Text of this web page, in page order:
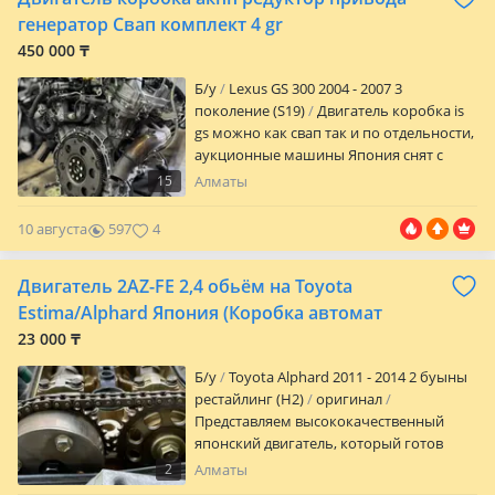
Двигатель toyota corolla Двигатель
тойота corola Двигатель тойота королла
королла двигатель Двигатель тойота
corolla Двигатель тойота корола
Двигатель на тойота королла Двигатель
на toyota corolla Toyota corolla двигатель
Двигатель toyota corolla Двигатель
тойота королла двигатель Двигатель
тойота corolla Двигатель тойота корола
Двигатель на тойота королла Двигатель
на toyota corolla Toyota corolla двигатель
Двигатель toyota corolla Двигатель
тойота corola Двигатель 1zz fe Двигатель
на тойоту Двигатель 1zz fe Контрактные
двигателя Мотор и двигатель Двигатели
на тойоту Двигатель 1zz Мотор на
тойоту Двигатель из японий
Контрактный мотор Двигателя
генератор Свап комплект 4 gr
450 000 ₸
15
Б/y
Lexus GS 300 2004 - 2007 3
поколение (S19)
Двигатель коробка is
gs можно как свап так и по отдельности,
аукционные машины Япония снят с
авката смотрите другие наши
Алматы
10 августа 597 4
Двигатель 2AZ-FE 2,4 обьём на Toyota
Estima/Alphard Япония (Коробка автомат
23 000 ₸
2
Б/y
Toyota Alphard 2011 - 2014 2 буыны
рестайлинг (H2)
оригинал
Представляем высококачественный
японский двигатель, который готов
вдохнуть новую жизнь в ваш
Алматы